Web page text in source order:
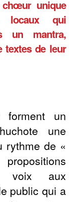
unique
locaux qui
un mantra,
textes de leur
forment un
une
rythme de «
voix aux
public qui a